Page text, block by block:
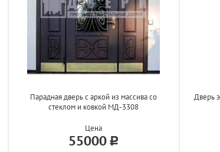
Парадная дверь с аркой из массива со
стеклом и ковкой МД-3308
Цена
55000
Дверь